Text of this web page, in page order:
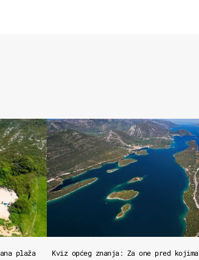
plaža
Kviz općeg znanja: Za one pred kojima